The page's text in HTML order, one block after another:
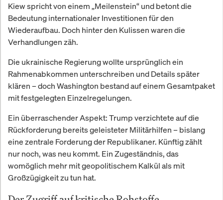
Kiew spricht von einem „Meilenstein“ und betont die
Bedeutung internationaler Investitionen für den
Wiederaufbau. Doch hinter den Kulissen waren die
Verhandlungen zäh.
Die ukrainische Regierung wollte ursprünglich ein
Rahmenabkommen unterschreiben und Details später
klären – doch Washington bestand auf einem Gesamtpaket
mit festgelegten Einzelregelungen.
Ein überraschender Aspekt: Trump verzichtete auf die
Rückforderung bereits geleisteter Militärhilfen – bislang
eine zentrale Forderung der Republikaner. Künftig zählt
nur noch, was neu kommt. Ein Zugeständnis, das
womöglich mehr mit geopolitischem Kalkül als mit
Großzügigkeit zu tun hat.